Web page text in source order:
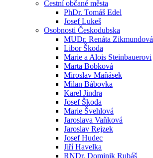
Čestní občané města
PhDr. Tomáš Edel
Josef Lukeš
Osobnosti Českodubska
MUDr. Renáta Zikmundová
Libor Škoda
Marie a Alois Steinbauerovi
Marta Bobková
Miroslav Maňásek
Milan Bábovka
Karel Jindra
Josef Škoda
Marie Švehlová
Jaroslava Vaňková
Jaroslav Rejzek
Josef Hudec
Jiří Havelka
RNDr. Dominik Rubáš